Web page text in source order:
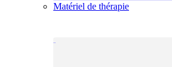
Matériel de thérapie